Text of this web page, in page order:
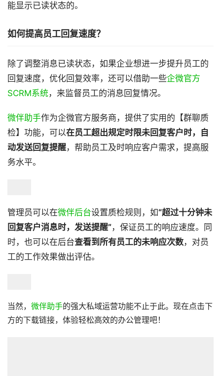
能显示已读状态的。
如何提高员工回复速度？
除了调整消息已读状态，如果企业想进一步提升员工的
回复速度，优化回复效率，还可以借助一些企微官方
SCRM系统，来监督员工的消息回复情况。
微伴助手作为企微官方服务商，提供了实用的【群聊质
检】功能，可以在员工超出规定时限未回复客户时，自
动发送回复提醒，帮助员工及时响应客户需求，提高服
务水平。
管理员可以在微伴后台设置质检规则，如“超过十分钟未
回复客户消息时，发送提醒”，保证员工的响应速度。同
时，也可以在后台查看到所有员工的未响应次数，对员
工的工作效果做出评估。
当然， 微伴助手的强大私域运营功能不止于此。现在点击下
方的下载链接，体验轻松高效的办公管理吧！